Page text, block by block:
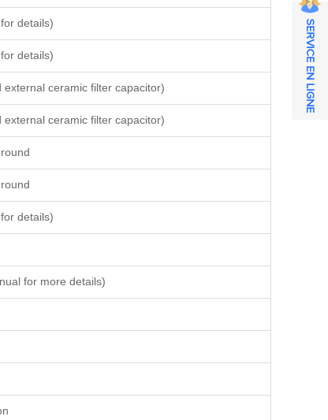
details)
details)
ceramic filter capacitor)
ceramic filter capacitor)
details)
for more details)
SERVICE EN LIGNE